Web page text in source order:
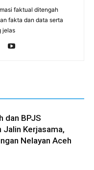
faktual ditengah
fakta dan data serta
jelas
dan BPJS
Jalin Kerjasama,
Nelayan Aceh